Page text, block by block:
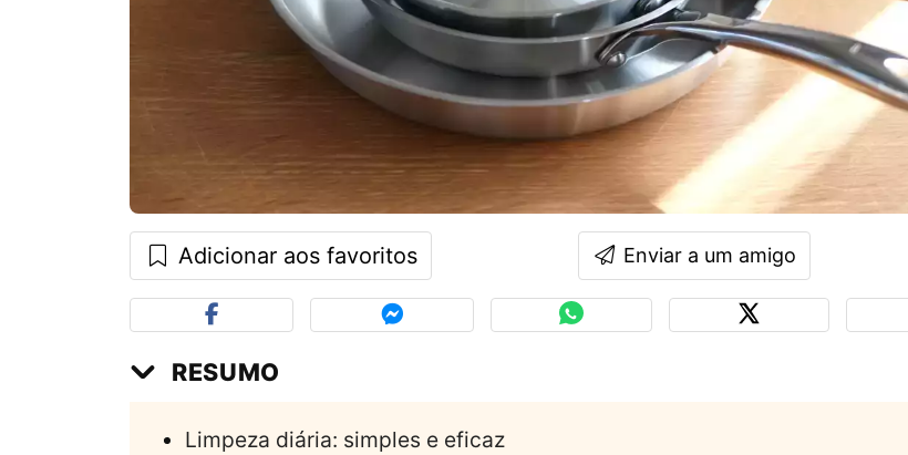
Adicionar aos favoritos Enviar a um amigo
RESUMO
Limpeza diária: simples e eficaz